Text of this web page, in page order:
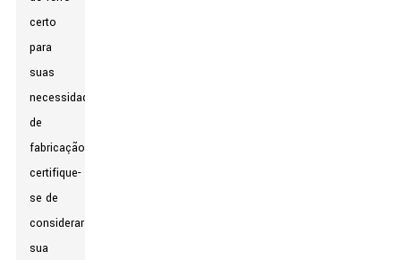
certo
para
suas
necessidades
de
fabricação,
certifique-
se de
considerar
sua